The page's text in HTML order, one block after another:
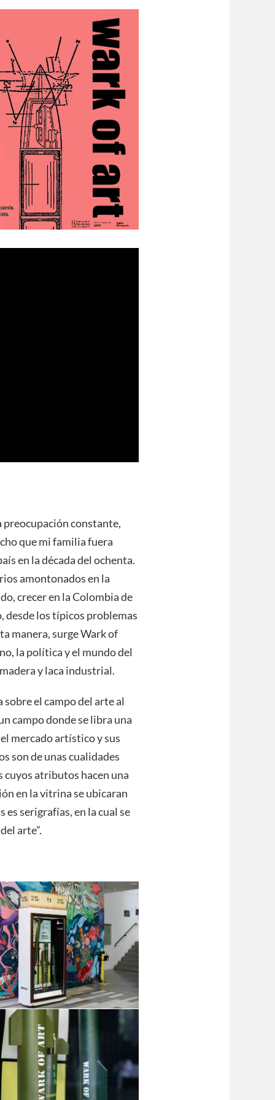
preocupación constante,
que mi familia fuera
en la década del ochenta.
amontonados en la
crecer en la Colombia de
desde los típicos problemas
manera, surge Wark of
la política y el mundo del
y laca industrial.
el campo del arte al
campo donde se libra una
mercado artístico y sus
son de unas cualidades
cuyos atributos hacen una
en la vitrina se ubicaran
es serigrafías, en la cual se
arte”.